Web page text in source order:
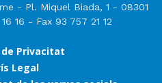
- Pl. Miquel Biada, 1 - 08301
16 - Fax 93 757 21 12
Privacitat
Legal